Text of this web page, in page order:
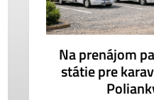
Na prenájom
státie pre